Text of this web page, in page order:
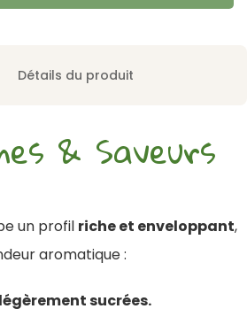
Détails du produit
& Saveurs
un profil riche et enveloppant,
aromatique :
sucrées.